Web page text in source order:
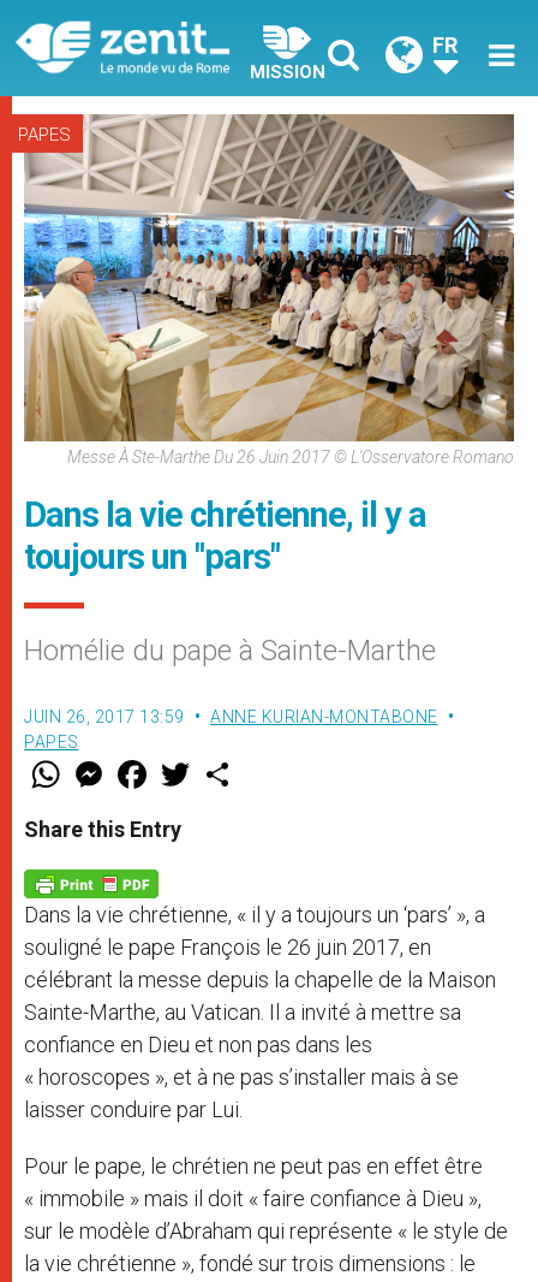
MISSION
FR
PAPES
Messe À Ste-Marthe Du 26 Juin 2017 © L'Osservatore Romano
Dans la vie chrétienne, il y a
toujours un "pars"
Homélie du pape à Sainte-Marthe
JUIN 26, 2017 13:59
ANNE KURIAN-MONTABONE
PAPES
W
t
s
p
p
M
e
s
e
g
e
r
F
a
e
b
o
k
w
Share this Entry
Dans la vie chrétienne, « il y a toujours un ‘pars’ », a
souligné le pape François le 26 juin 2017, en
célébrant la messe depuis la chapelle de la Maison
Sainte-Marthe, au Vatican. Il a invité à mettre sa
confiance en Dieu et non pas dans les
« horoscopes », et à ne pas s’installer mais à se
laisser conduire par Lui.
Pour le pape, le chrétien ne peut pas en effet être
« immobile » mais il doit « faire confiance à Dieu »,
sur le modèle d’Abraham qui représente « le style de
la vie chrétienne », fondé sur trois dimensions : le